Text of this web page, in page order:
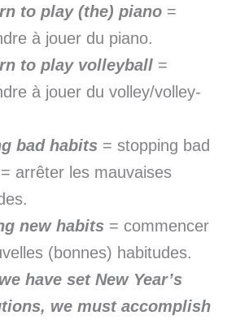
to play (the) piano =
à jouer du piano.
to play volleyball =
à jouer du volley/volley-
bad habits = stopping bad
arrêter les mauvaises
new habits = commencer
(bonnes) habitudes.
have set New Year’s
we must accomplish